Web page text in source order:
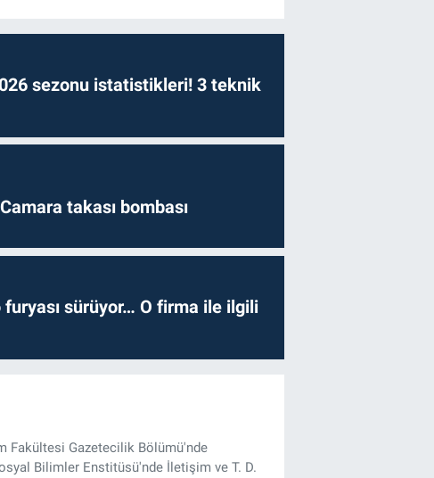
sezonu istatistikleri! 3 teknik
takası bombası
sürüyor… O firma ile ilgili
Fakültesi Gazetecilik Bölümü'nde
Bilimler Enstitüsü'nde İletişim ve T. D.